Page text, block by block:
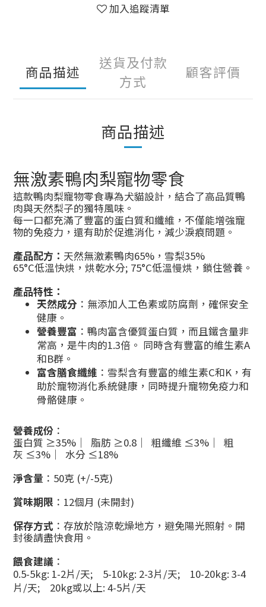
加入追蹤清單
商品描述
送貨及付款
方式
顧客評價
商品描述
無激素鴨肉梨寵物零食
這款鴨肉梨寵物零食專為犬貓設計，結合了高品質鴨
肉與天然梨子的獨特風味。
每一口都充滿了豐富的蛋白質和纖維，不僅能增強寵
物的免疫力，還有助於促進消化，減少淚痕問題。
產品配方： 天然無激素鴨肉65% ，雪梨35%
65°C低溫快烘，烘乾水分; 75°C低溫慢烘，鎖住營養。
產品特性：
天然成分 ：無添加人工色素或防腐劑，確保安全
健康。
營養豐富 ：鴨肉富含優質蛋白質，而且鐵含量非
常高，是牛肉的1.3倍。 同時含有豐富的維生素A
和B群。
富含膳食纖維 ：雪梨含有豐富的維生素C和K，有
助於寵物消化系統健康，同時提升寵物免疫力和
骨骼健康。
營養成份 ：
蛋白質 ≥35% ︳脂肪 ≥0.8 ︳粗纖維 ≤3% ︳粗
灰 ≤3% ︳水分 ≤18%
淨含量 ：50克 (+/-5克)
賞味期限 ：12個月 (未開封)
保存方式 ：存放於陰涼乾燥地方，避免陽光照射。開
封後請盡快食用。
餵食建議 ：
0.5-5kg: 1-2片/天; 5-10kg: 2-3片/天; 10-20kg: 3-4
片/天; 20kg或以上: 4-5片/天